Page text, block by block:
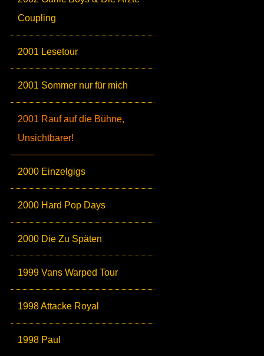
Coupling
2001 Lesetour
2001 Sommer nur für mich
2001 Rauf auf die Bühne,
Unsichtbarer!
2000 Einzelgigs
2000 Hard Pop Days
2000 Die Zu Späten
1999 Vans Warped Tour
1998 Attacke Royal
1998 Paul